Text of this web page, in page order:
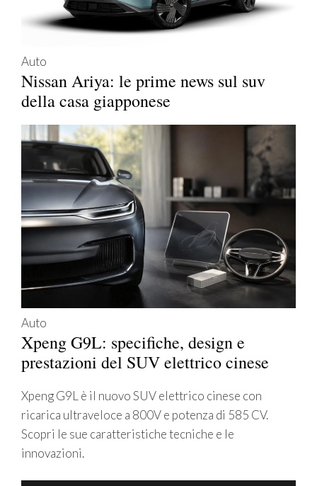
Auto
Nissan Ariya: le prime news sul suv
della casa giapponese
Auto
Xpeng G9L: specifiche, design e
prestazioni del SUV elettrico cinese
Xpeng G9L è il nuovo SUV elettrico cinese con
ricarica ultraveloce a 800V e potenza di 585 CV.
Scopri le sue caratteristiche tecniche e le
innovazioni.